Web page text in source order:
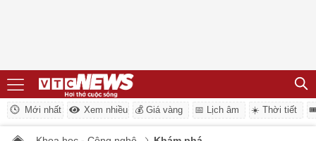
Mới nhất Xem nhiều 💰 Giá vàng 📅 Lịch âm ☀️ Thời tiết